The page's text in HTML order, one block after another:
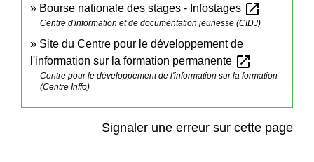
Bourse nationale des stages - Infostages open_in_new
Centre d'information et de documentation jeunesse (CIDJ)
Site du Centre pour le développement de
l'information sur la formation permanente open_in_new
Centre pour le développement de l'information sur la formation
(Centre Inffo)
Signaler une erreur sur cette page